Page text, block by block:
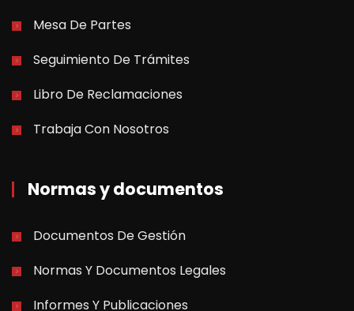
Mesa De Partes
Seguimiento De Trámites
Libro De Reclamaciones
Trabaja Con Nosotros
Normas y documentos
Documentos De Gestión
Normas Y Documentos Legales
Informes Y Publicaciones